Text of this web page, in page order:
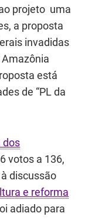
projeto uma
a proposta
invadidas
está
de “PL da
dos
votos a 136,
discussão
e reforma
adiado para